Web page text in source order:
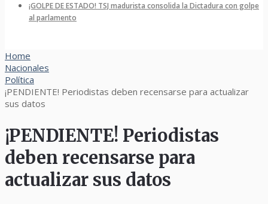
¡GOLPE DE ESTADO! TSJ madurista consolida la Dictadura con golpe
al parlamento
Home
Nacionales
Política
¡PENDIENTE! Periodistas deben recensarse para actualizar
sus datos
¡PENDIENTE! Periodistas
deben recensarse para
actualizar sus datos